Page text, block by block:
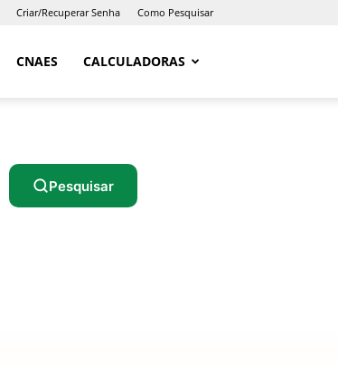
Criar/Recuperar Senha Como Pesquisar
CNAES CALCULADORAS
Pesquisar